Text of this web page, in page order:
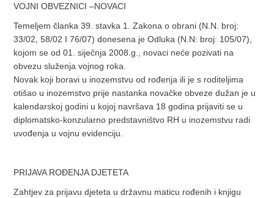
VOJNI OBVEZNICI –NOVACI
Temeljem članka 39. stavka 1. Zakona o obrani (N.N. broj:
33/02, 58/02 I 76/07) donesena je Odluka (N.N: broj: 105/07),
kojom se od 01. siječnja 2008.g., novaci neće pozivati na
obvezu služenja vojnog roka.
Novak koji boravi u inozemstvu od rođenja ili je s roditeljima
otišao u inozemstvo prije nastanka novačke obveze dužan je u
kalendarskoj godini u kojoj navršava 18 godina prijaviti se u
diplomatsko-konzularno predstavništvo RH u inozemstvu radi
uvođenja u vojnu evidenciju.
PRIJAVA ROĐENJA DJETETA
Zahtjev za prijavu djeteta u državnu maticu rođenih i knjigu